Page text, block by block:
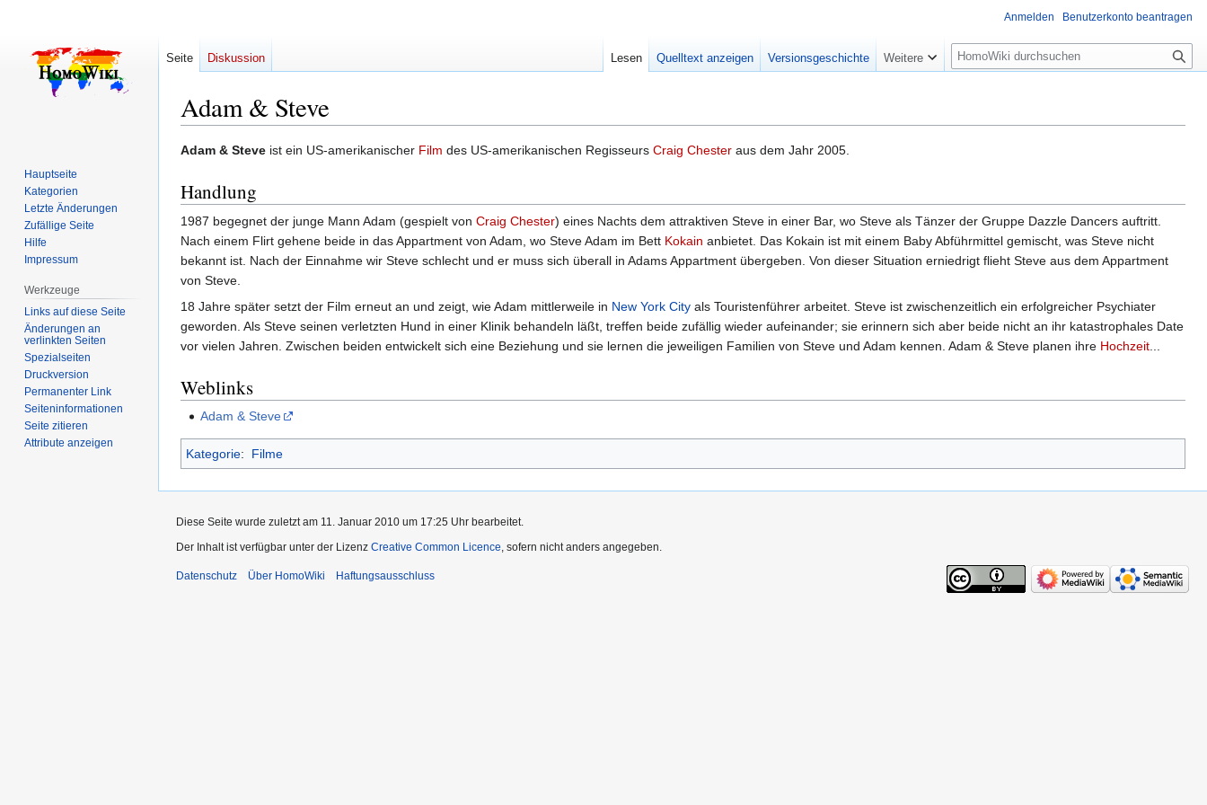
Adam & Steve
Zur
springen
Zur
springen
Adam & Steve ist ein US-amerikanischer Film des US-amerikanischen Regisseurs Craig Chester aus dem Jahr 2005.
Handlung
1987 begegnet der junge Mann Adam (gespielt von Craig Chester) eines Nachts dem attraktiven Steve in einer Bar, wo Steve als Tänzer der Gruppe Dazzle Dancers auftritt.
Nach einem Flirt gehene beide in das Appartment von Adam, wo Steve Adam im Bett Kokain anbietet. Das Kokain ist mit einem Baby Abführmittel gemischt, was Steve nicht
bekannt ist. Nach der Einnahme wir Steve schlecht und er muss sich überall in Adams Appartment übergeben. Von dieser Situation erniedrigt flieht Steve aus dem Appartment
von Steve.
18 Jahre später setzt der Film erneut an und zeigt, wie Adam mittlerweile in New York City als Touristenführer arbeitet. Steve ist zwischenzeitlich ein erfolgreicher Psychiater
geworden. Als Steve seinen verletzten Hund in einer Klinik behandeln läßt, treffen beide zufällig wieder aufeinander; sie erinnern sich aber beide nicht an ihr katastrophales Date
vor vielen Jahren. Zwischen beiden entwickelt sich eine Beziehung und sie lernen die jeweiligen Familien von Steve und Adam kennen. Adam & Steve planen ihre Hochzeit...
Weblinks
Adam & Steve
Kategorie: Filme
Anmelden Benutzerkonto beantragen
Seite Diskussion Lesen Quelltext anzeigen Versionsgeschichte Weitere
Suche
Hauptseite
Kategorien
Letzte Änderungen
Zufällige Seite
Hilfe
Impressum
Werkzeuge
Links auf diese Seite
Änderungen an
verlinkten Seiten
Spezialseiten
Druckversion
Permanenter Link
Seiten­­informationen
Seite zitieren
Attribute anzeigen
Diese Seite wurde zuletzt am 11. Januar 2010 um 17:25 Uhr bearbeitet.
Der Inhalt ist verfügbar unter der Lizenz Creative Common Licence , sofern nicht anders angegeben.
Datenschutz Über HomoWiki Haftungsausschluss